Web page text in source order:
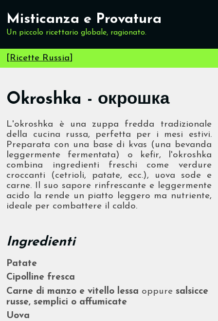
Misticanza e Provatura
Un piccolo ricettario globale, ragionato.
[Ricette Russia]
Okroshka - окрошка
L'okroshka è una zuppa fredda tradizionale
della cucina russa, perfetta per i mesi estivi.
Preparata con una base di kvas (una bevanda
leggermente fermentata) o kefir, l'okroshka
combina ingredienti freschi come verdure
croccanti (cetrioli, patate, ecc.), uova sode e
carne. Il suo sapore rinfrescante e leggermente
acido la rende un piatto leggero ma nutriente,
ideale per combattere il caldo.
Ingredienti
Patate
Cipolline fresca
Carne di manzo e vitello lessa oppuresalsicce
russe, semplici o affumicate
Uova